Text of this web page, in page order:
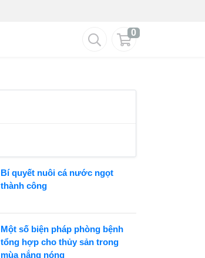
0
Bí quyết nuôi cá nước ngọt
thành công
Một số biện pháp phòng bệnh
tổng hợp cho thủy sản trong
mùa nắng nóng